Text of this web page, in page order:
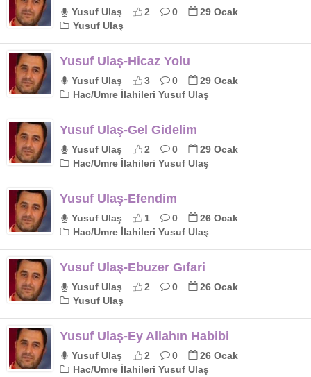
Yusuf Ulaş 2 0
29 Ocak
Yusuf Ulaş
Yusuf Ulaş-Hicaz Yolu
Yusuf Ulaş 3 0
29 Ocak
Hac/Umre İlahileri Yusuf Ulaş
Yusuf Ulaş-Gel Gidelim
Yusuf Ulaş 2 0
29 Ocak
Hac/Umre İlahileri Yusuf Ulaş
Yusuf Ulaş-Efendim
Yusuf Ulaş 1 0
26 Ocak
Hac/Umre İlahileri Yusuf Ulaş
Yusuf Ulaş-Ebuzer Gıfari
Yusuf Ulaş 2 0
26 Ocak
Yusuf Ulaş
Yusuf Ulaş-Ey Allahın Habibi
Yusuf Ulaş 2 0
26 Ocak
Hac/Umre İlahileri Yusuf Ulaş